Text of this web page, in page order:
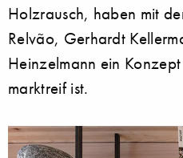
Holzrausch, haben mit
Relvão, Gerhardt
Heinzelmann ein
marktreif ist.